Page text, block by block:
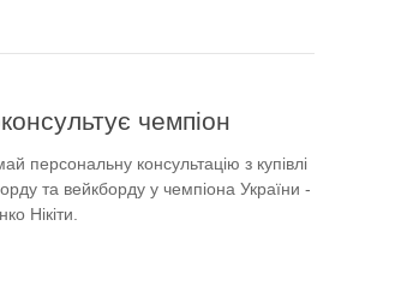
чемпіон
персональну консультацію з купівлі
та вейкборду у чемпіона України -
Нікіти.